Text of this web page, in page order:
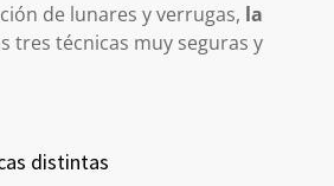
de lunares y verrugas, la
tres técnicas muy seguras y
distintas